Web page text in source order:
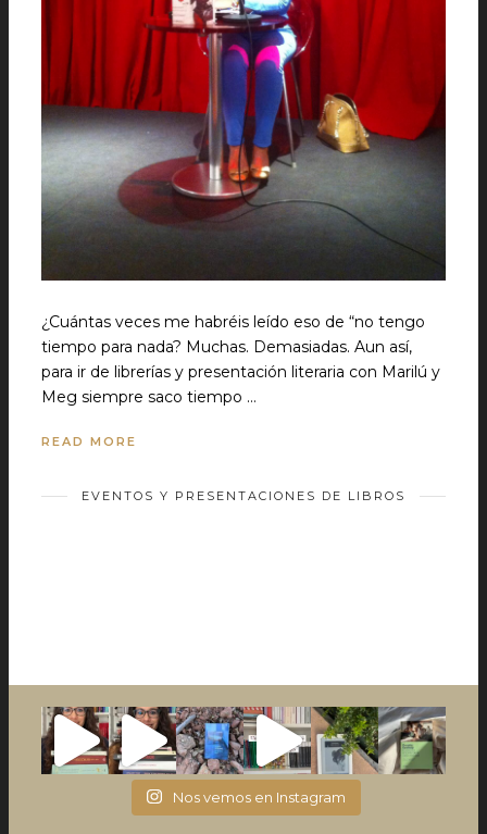
¿Cuántas veces me habréis leído eso de “no tengo
tiempo para nada? Muchas. Demasiadas. Aun así,
para ir de librerías y presentación literaria con Marilú y
Meg siempre saco tiempo …
READ MORE
EVENTOS Y PRESENTACIONES DE LIBROS
Nos vemos en Instagram